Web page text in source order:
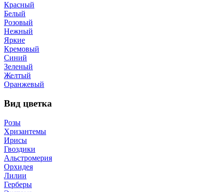
Красный
Белый
Розовый
Нежный
Яркие
Кремовый
Синий
Зеленый
Желтый
Оранжевый
Вид цветка
Розы
Хризантемы
Ирисы
Гвоздики
Альстромерия
Орхидея
Лилии
Герберы